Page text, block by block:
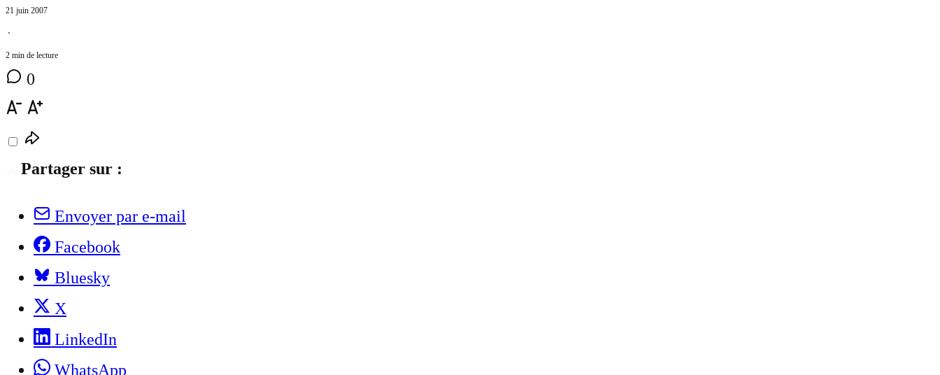
21 juin 2007
⋅
2 min de lecture
0
Partager sur :
Envoyer par e-mail
Facebook
Bluesky
X
LinkedIn
WhatsApp